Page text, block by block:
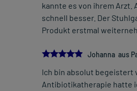
kannte es von ihrem Arzt.
schnell besser. Der
Produkt erstmal
5.0
Johanna aus
Ich bin absolut begeistert
Antibiotikatherapie hatte